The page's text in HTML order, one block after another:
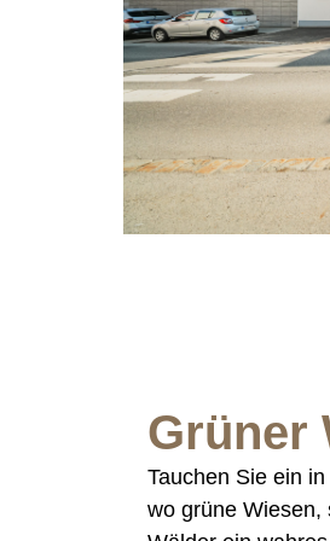
Grüner
Tauchen Sie ein
wo grüne Wiesen,